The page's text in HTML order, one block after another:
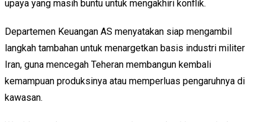
upaya yang masih buntu untuk mengakhiri konflik.
Departemen Keuangan AS menyatakan siap mengambil
langkah tambahan untuk menargetkan basis industri militer
Iran, guna mencegah Teheran membangun kembali
kemampuan produksinya atau memperluas pengaruhnya di
kawasan.